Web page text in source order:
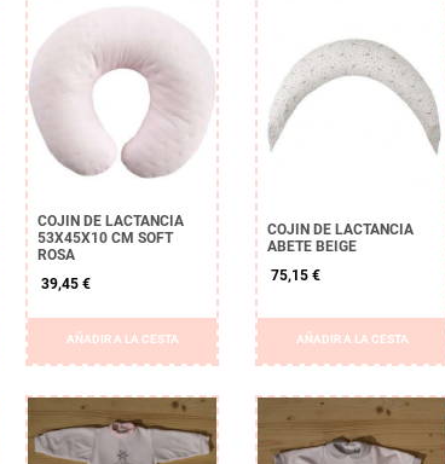
COJIN DE LACTANCIA
53X45X10 CM SOFT
ROSA
39,45 €
AÑADIR A LA CESTA
COJIN DE LACTANCIA
ABETE BEIGE
75,15 €
AÑADIR A LA CESTA